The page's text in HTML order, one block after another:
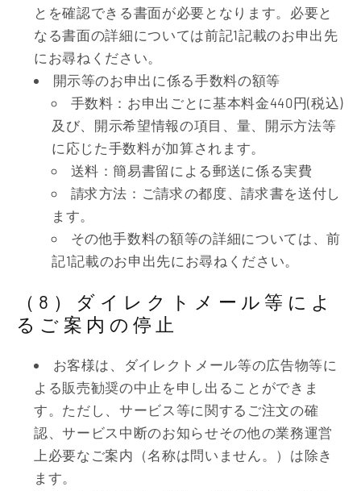
とを確認できる書面が必要となります。必要と
なる書面の詳細については前記1記載のお申出先
にお尋ねください。
開示等のお申出に係る手数料の額等
手数料：お申出ごとに基本料金440円(税込)
及び、開示希望情報の項目、量、開示方法等
に応じた手数料が加算されます。
送料：簡易書留による郵送に係る実費
請求方法：ご請求の都度、請求書を送付し
ます。
その他手数料の額等の詳細については、前
記1記載のお申出先にお尋ねください。
（8）ダイレクトメール等によ
るご案内の停止
お客様は、ダイレクトメール等の広告物等に
よる販売勧奨の中止を申し出ることができま
す。ただし、サービス等に関するご注文の確
認、サービス中断のお知らせその他の業務運営
上必要なご案内（名称は問いません。）は除き
ます。